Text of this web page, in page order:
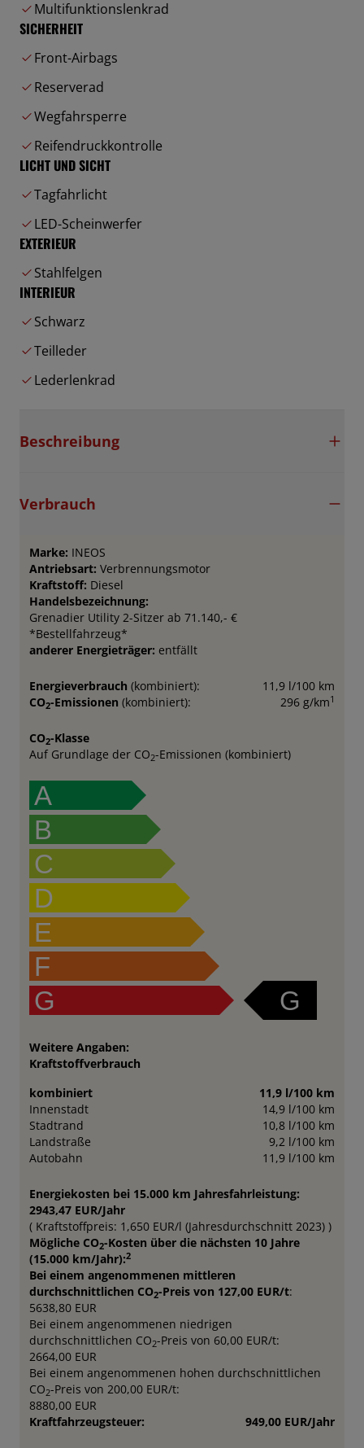
Multifunktionslenkrad
SICHERHEIT
Front-Airbags
Reserverad
Wegfahrsperre
Reifendruckkontrolle
LICHT UND SICHT
Tagfahrlicht
LED-Scheinwerfer
EXTERIEUR
Stahlfelgen
INTERIEUR
Schwarz
Teilleder
Lederlenkrad
Beschreibung
Verbrauch
Marke: INEOS
Antriebsart: Verbrennungsmotor
Kraftstoff: Diesel
Handelsbezeichnung:
Grenadier Utility 2-Sitzer ab 71.140,- €
*Bestellfahrzeug*
anderer Energieträger: entfällt
Energieverbrauch (kombiniert):
11,9 l/100 km
CO2-Emissionen (kombiniert): 296 g/km1
CO2-Klasse
Auf Grundlage der CO2-Emissionen (kombiniert)
A
B
C
D
E
F
G
G
Weitere Angaben:
Kraftstoffverbrauch
kombiniert
11,9 l/100 km
Innenstadt
14,9 l/100 km
Stadtrand
10,8 l/100 km
Landstraße
9,2 l/100 km
Autobahn
11,9 l/100 km
Energiekosten bei 15.000 km Jahresfahrleistung:
2943,47 EUR/Jahr
( Kraftstoffpreis: 1,650 EUR/l (Jahresdurchschnitt 2023) )
Mögliche CO2-Kosten über die nächsten 10 Jahre
(15.000 km/Jahr):2
Bei einem angenommenen mittleren
durchschnittlichen CO2-Preis von 127,00 EUR/t:
5638,80 EUR
Bei einem angenommenen niedrigen
durchschnittlichen CO2-Preis von 60,00 EUR/t:
2664,00 EUR
Bei einem angenommenen hohen durchschnittlichen
CO2-Preis von 200,00 EUR/t:
8880,00 EUR
Kraftfahrzeugsteuer:
949,00 EUR/Jahr